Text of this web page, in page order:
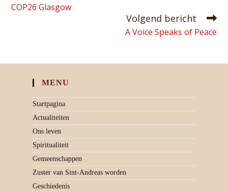
COP26 Glasgow
Volgend bericht
A Voice Speaks of Peace
MENU
Startpagina
Actualiteiten
Ons leven
Spiritualiteit
Gemeenschappen
Zuster van Sint-Andreas worden
Geschiedenis